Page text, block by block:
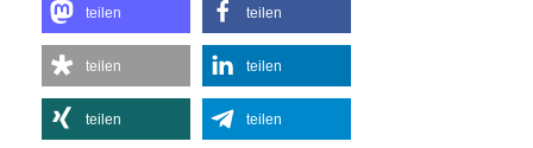
teilen teilen
teilen teilen
teilen teilen